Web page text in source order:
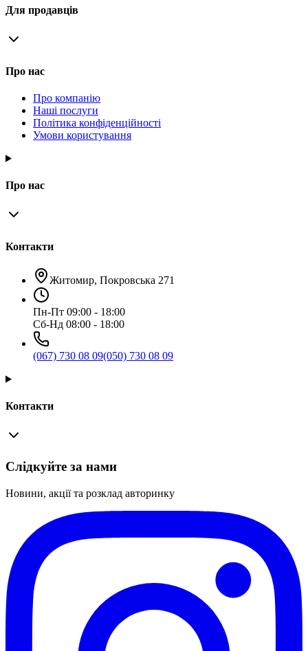
Для продавців
Про нас
Про компанію
Наші послуги
Політика конфіденційності
Умови користування
Про нас
Контакти
Житомир, Покровська 271
Пн-Пт 09:00 - 18:00
Сб-Нд 08:00 - 18:00
(067) 730 08 09(050) 730 08 09
Контакти
Слідкуйте за нами
Новини, акції та розклад авторинку